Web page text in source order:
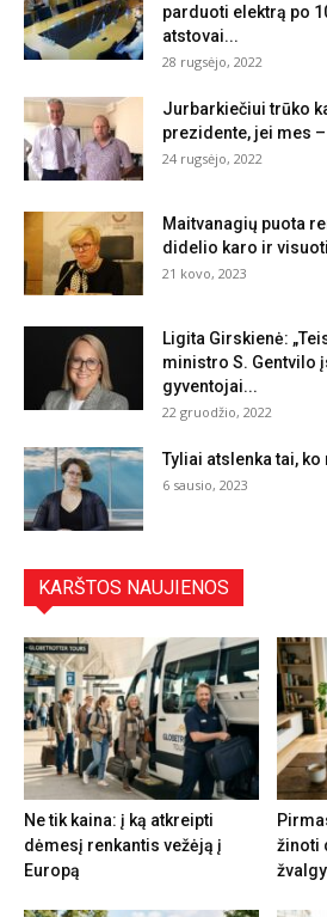
parduoti elektrą po
atstovai...
28 rugsėjo, 2022
Jurbarkiečiui trūko
prezidente, jei mes
24 rugsėjo, 2022
Maitvanagių puota
didelio karo ir
21 kovo, 2023
Ligita Girskienė:
ministro S. Gentvilo
gyventojai...
22 gruodžio, 2022
Tyliai atslenka tai, ko
6 sausio, 2023
KARŠTOS NAUJIENOS
Ne tik kaina: į ką atkreipti
dėmesį renkantis vežėją į
Europą
žinoti